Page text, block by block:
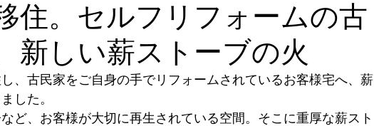
住。セルフリフォームの古
新しい薪ストーブの火
、古民家をご自身の手でリフォームされているお客様宅へ、薪
した。
ど、お客様が大切に再生されている空間。そこに重厚な薪スト